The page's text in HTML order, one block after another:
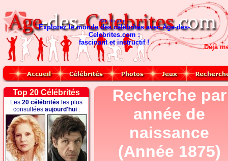
Mot du jour :
Explorez le monde des célébrités avec Age-des-
Celebrites.com :
fascinant et instructif !
Déjà
Top 20 Célébrités
Les 20 célébrités les plus
consultées aujourd'hui:
Recherche par
année de
naissance
(Année 1875)